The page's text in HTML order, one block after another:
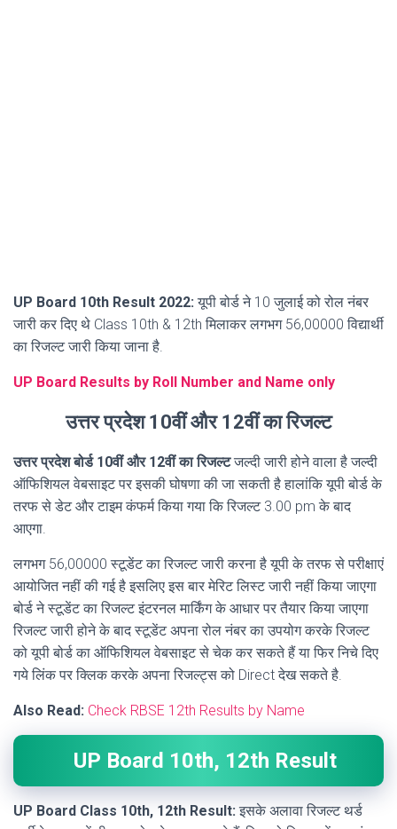
UP Board 10th Result 2022:यूपी बोर्ड ने 10 जुलाई को रोल नंबर
जारी कर दिए थे Class 10th & 12th मिलाकर लगभग 56,00000 विद्यार्थी
का रिजल्ट जारी किया जाना है.
UP Board Results by Roll Number and Name only
उत्तर प्रदेश 10वीं और 12वीं का रिजल्ट
उत्तर प्रदेश बोर्ड 10वीं और 12वीं का रिजल्टजल्दी जारी होने वाला है जल्दी
ऑफिशियल वेबसाइट पर इसकी घोषणा की जा सकती है हालांकि यूपी बोर्ड के
तरफ से डेट और टाइम कंफर्म किया गया कि रिजल्ट 3.00 pm के बाद
आएगा.
लगभग 56,00000 स्टूडेंट का रिजल्ट जारी करना है यूपी के तरफ से परीक्षाएं
आयोजित नहीं की गई है इसलिए इस बार मेरिट लिस्ट जारी नहीं किया जाएगा
बोर्ड ने स्टूडेंट का रिजल्ट इंटरनल मार्किंग के आधार पर तैयार किया जाएगा
रिजल्ट जारी होने के बाद स्टूडेंट अपना रोल नंबर का उपयोग करके रिजल्ट
को यूपी बोर्ड का ऑफिशियल वेबसाइट से चेक कर सकते हैं या फिर निचे दिए
गये लिंक पर क्लिक करके अपना रिजल्ट्स को Direct देख सकते है.
Also Read: Check RBSE 12th Results by Name
UP Board 10th, 12th Result
UP Board Class 10th, 12th Result:इसके अलावा रिजल्ट थर्ड